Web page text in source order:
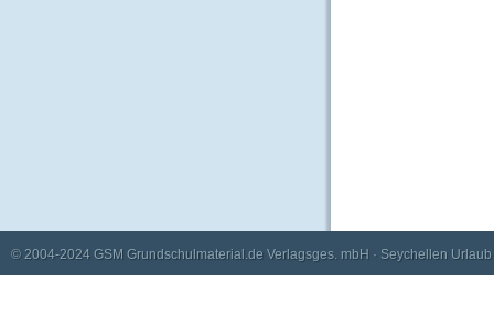
© 2004-2024 GSM Grundschulmaterial.de Verlagsges. mbH · Seychellen Urlaub